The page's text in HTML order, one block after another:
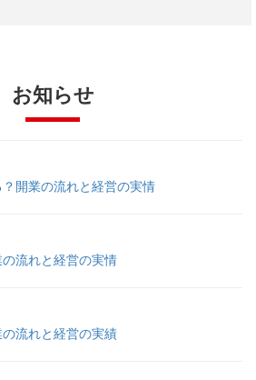
お知らせ
開業の流れと経営の実情
流れと経営の実情
流れと経営の実績